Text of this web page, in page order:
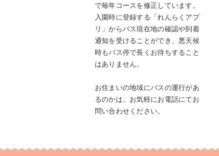
で毎年コースを修正しています。
入園時に登録する「れんらくアプ
リ」からバス現在地の確認や到着
通知を受けることができ、悪天候
時もバス停で長くお待ちすること
はありません。
お住まいの地域にバスの運行があ
るのかは、お気軽にお電話にてお
問い合わせください。